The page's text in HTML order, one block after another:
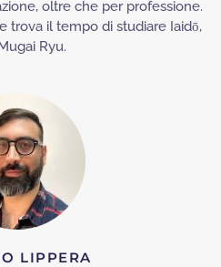
oltre che per professione.
trova il tempo di studiare Iaidō,
Ryu.
LIPPERA